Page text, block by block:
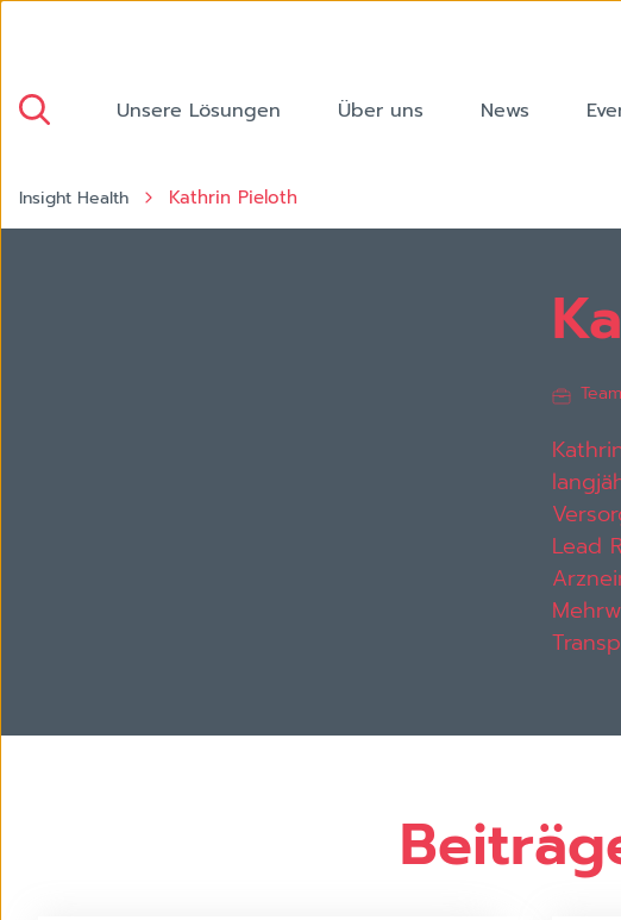
Unsere Lösungen Über uns News
Insight Health Kathrin Pieloth
Lead